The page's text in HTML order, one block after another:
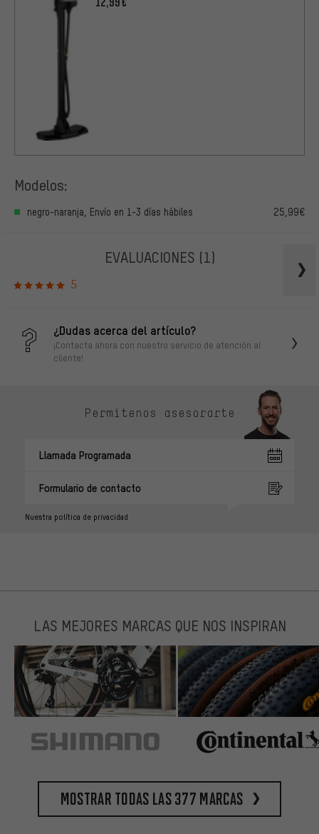
Modelos:
negro-naranja, Envío en 1-3 días hábiles 25,99€
EVALUACIONES (1)
5
¿Dudas acerca del artículo?
¡Contacta ahora con nuestro servicio de atención al
cliente!
Permítenos asesorarte
Llamada Programada
Formulario de contacto
Nuestra política de privacidad
LAS MEJORES MARCAS QUE NOS INSPIRAN
Mostrar todas las 377 marcas